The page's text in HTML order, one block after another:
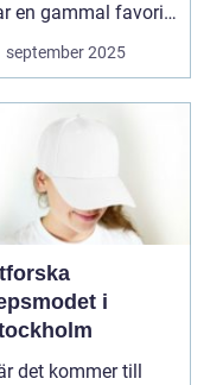
en gammal favorit
en &oum...
september 2025
i
det kommer till